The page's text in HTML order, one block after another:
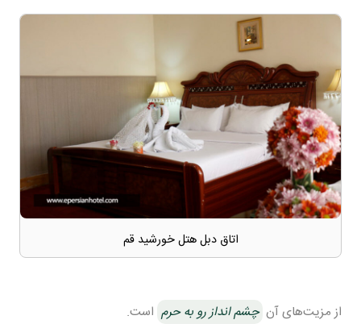
اتاق دبل هتل خورشید قم
از مزیت‌های آن چشم انداز رو به حرم است.